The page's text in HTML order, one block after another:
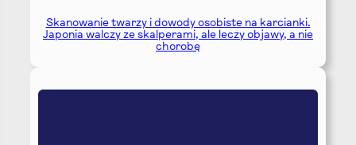
Skanowanie twarzy i dowody osobiste na karcianki.
Japonia walczy ze skalperami, ale leczy objawy, a nie
chorobę